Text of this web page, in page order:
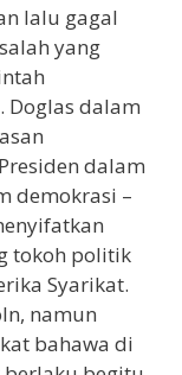
lalu gagal
yang
Doglas dalam
dalam
demokrasi –
tokoh politik
Syarikat.
namun
bahawa di